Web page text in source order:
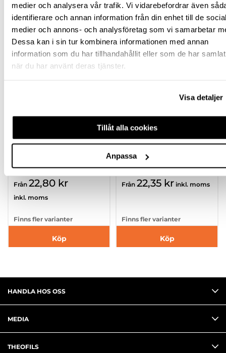
medier och analysera vår trafik. Vi vidarebefordrar även
identifierare och annan information från din enhet till de
medier och annons- och analysföretag som vi samarbetar
Dessa kan i sin tur kombinera informationen med annan
information som du har tillhandahållit eller som de har
när du har använt deras tjänster.
Visa detaljer
Tillåt alla cookies
Anpassa
TILLBEHÖR
SKRUV MLKX M4X22 Z
(2 ST)
513037.14P002
Från 22,80 kr
inkl. moms
Finns fler varianter
Köp
SKRUV MLKX M4X25 Z
(2 ST)
513037.16P002
Från 22,35 kr inkl. moms
Finns fler varianter
Köp
HANDLA HOS OSS
MEDIA
THEOFILS